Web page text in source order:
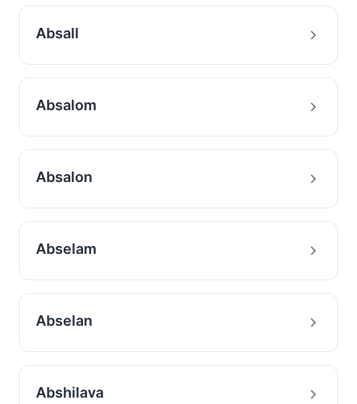
Absall
Absalom
Absalon
Abselam
Abselan
Abshilava